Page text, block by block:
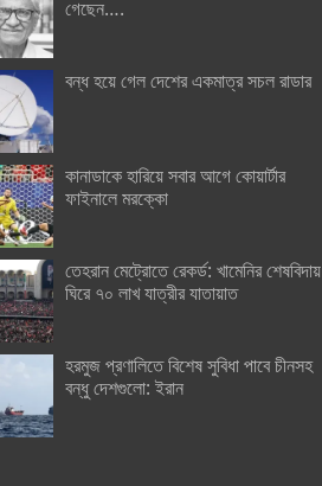
গেছেন….
বন্ধ হয়ে গেল দেশের একমাত্র সচল রাডার
কানাডাকে হারিয়ে সবার আগে কোয়ার্টার
ফাইনালে মরক্কো
তেহরান মেট্রোতে রেকর্ড: খামেনির শেষবিদায়
ঘিরে ৭০ লাখ যাত্রীর যাতায়াত
হরমুজ প্রণালিতে বিশেষ সুবিধা পাবে চীনসহ
বন্ধু দেশগুলো: ইরান